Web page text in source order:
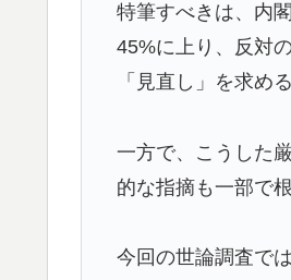
▶ 海外「日本なんて
失望する事態に
ワールドカップは
海外「消火栓もフ
▶ 外国人「日本の未
▶ ストーカーガチ勢
特筆すべきは、内
45%に上り、反対
「見直し」を求め
一方で、こうした
的な指摘も一部で
今回の世論調査で